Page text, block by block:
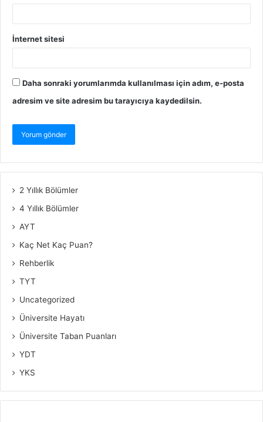
İnternet sitesi
Daha sonraki yorumlarımda kullanılması için adım, e-posta
adresim ve site adresim bu tarayıcıya kaydedilsin.
2 Yıllık Bölümler
4 Yıllık Bölümler
AYT
Kaç Net Kaç Puan?
Rehberlik
TYT
Uncategorized
Üniversite Hayatı
Üniversite Taban Puanları
YDT
YKS